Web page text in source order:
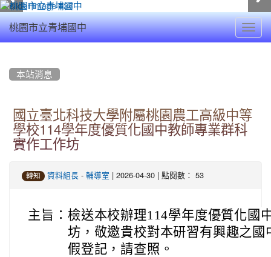
桃園市立青埔國中
本站消息
國立臺北科技大學附屬桃園農工高級中等
學校114學年度優質化國中教師專業群科
實作工作坊
轉知 資料組長 - 輔導室 | 2026-04-30 | 點閱數： 53
主旨： 檢送本校辦理114學年度優質化國
坊，敬邀貴校對本研習有興趣之
假登記，請查照。